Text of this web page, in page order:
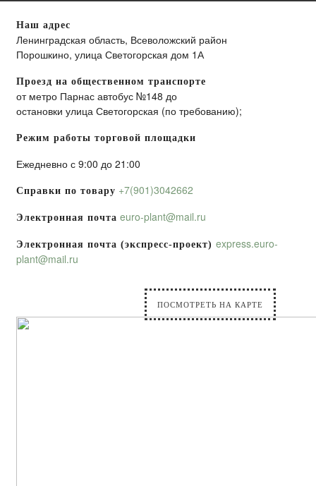
Наш адрес
Ленинградская область, Всеволожский район
Порошкино, улица Светогорская дом 1А
Проезд на общественном транспорте
от метро Парнас автобус №148 до
остановки улица Светогорская (по требованию);
Режим работы торговой площадки
Ежедневно с 9:00 до 21:00
Справки по товару +7(901)3042662
Электронная почта euro-plant@mail.ru
Электронная почта (экспресс-проект) express.euro-
plant@mail.ru
ПОСМОТРЕТЬ НА КАРТЕ